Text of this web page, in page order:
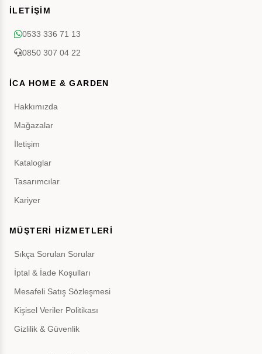
İLETİŞİM
0533 336 71 13
0850 307 04 22
İCA HOME & GARDEN
Hakkımızda
Mağazalar
İletişim
Kataloglar
Tasarımcılar
Kariyer
MÜŞTERİ HİZMETLERİ
Sıkça Sorulan Sorular
İptal & İade Koşulları
Mesafeli Satış Sözleşmesi
Kişisel Veriler Politikası
Gizlilik & Güvenlik